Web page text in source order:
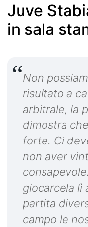
Juve
in sala
Non
risultato a
arbitrale, la
dimostra
forte. Ci
non aver
giocarcela lì
partita
campo le